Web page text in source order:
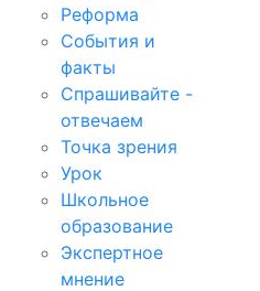
Реформа
События и
факты
Спрашивайте -
отвечаем
Точка зрения
Урок
Школьное
образование
Экспертное
мнение